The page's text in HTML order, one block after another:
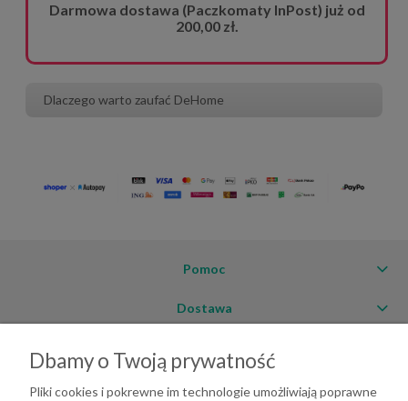
Darmowa dostawa (Paczkomaty InPost) już od
200,00 zł.
Dlaczego warto zaufać DeHome
Pomoc
Dostawa
O firmie
Dbamy o Twoją prywatność
Pliki cookies i pokrewne im technologie umożliwiają poprawne